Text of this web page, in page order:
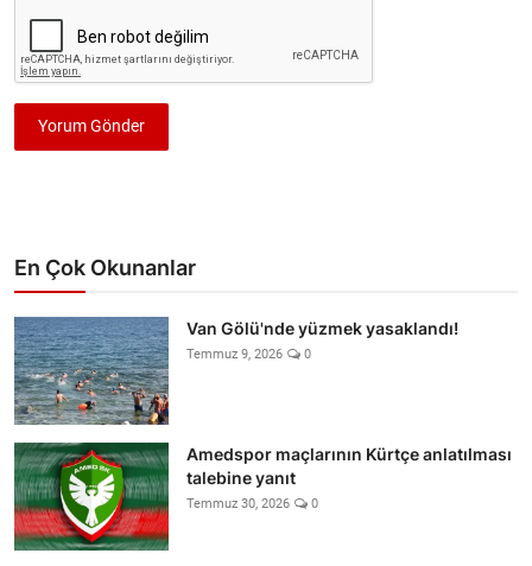
Yorum Gönder
En Çok Okunanlar
Van Gölü'nde yüzmek yasaklandı!
Temmuz 9, 2026 0
Amedspor maçlarının Kürtçe anlatılması
talebine yanıt
Temmuz 30, 2026 0